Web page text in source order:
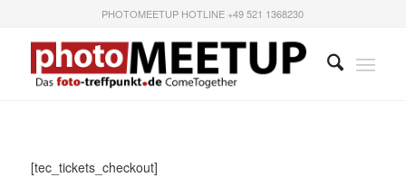
PHOTOMEETUP HOTLINE +49 521 1368230
[tec_tickets_checkout]